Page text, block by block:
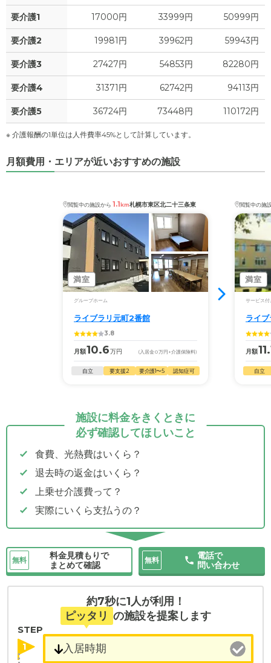
水道・光熱費 0
上乗せ介護費 ? 0 万円
その他 2.8
介護保険料 -
要介護1 17000円 33999円 50999円
要介護2 19981円 39962円 59943円
要介護3 27427円 54853円 82280円
要介護4 31371円 62742円 94113円
要介護5 36724円 73448円 110172円
※ 介護報酬の1単位は人件費率45%として計算しています。
月額費用・エリアが近いおすすめの施設
閲覧中の施設から 1.1 km札幌市東区北二十三条東
満室
グループホーム
ライブラリ元町2番館
3.8
月額10.6万円 (入居金0万円 +介護保険料)
自立 要支援2 要介護1〜5 認知症可
閲覧中の施
満室
サービス付
ライ
月額
自立
施設に料金をきくときに
必ず確認してほしいこと
食費、光熱費はいくら？
退去時の返金はいくら？
上乗せ介護費って？
実際にいくら支払うの？
無料
料金見積もりで
まとめて確認
無料
電話で
問い合わせ
約7秒に1人が利用！
ピッタリ の施設を提案します
STEP
1